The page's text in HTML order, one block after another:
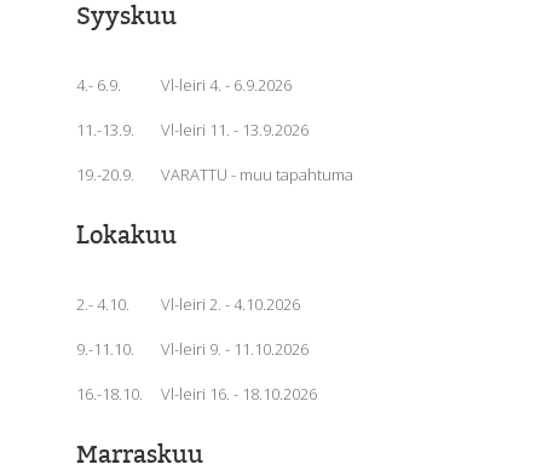
Syyskuu
4.- 6.9. Vl-leiri 4. - 6.9.2026
11.-13.9. Vl-leiri 11. - 13.9.2026
19.-20.9. VARATTU - muu tapahtuma
Lokakuu
2.- 4.10. Vl-leiri 2. - 4.10.2026
9.-11.10. Vl-leiri 9. - 11.10.2026
16.-18.10. Vl-leiri 16. - 18.10.2026
Marraskuu